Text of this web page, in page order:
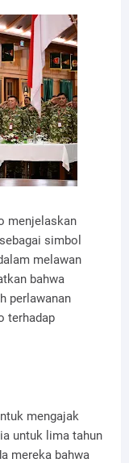
menjelaskan
simbol
melawan
bahwa
perlawanan
terhadap
mengajak
untuk lima tahun
mereka bahwa